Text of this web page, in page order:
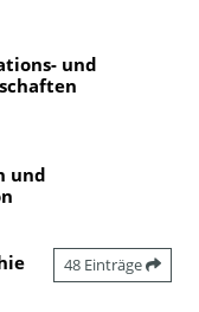
und
und
48 Einträge